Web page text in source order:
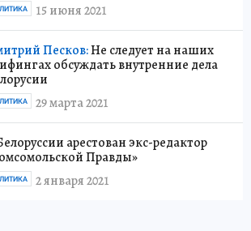
15 июня 2021
Песков:Не следует на наших
обсуждать внутренние дела
29 марта 2021
арестован экс-редактор
Правды»
2 января 2021